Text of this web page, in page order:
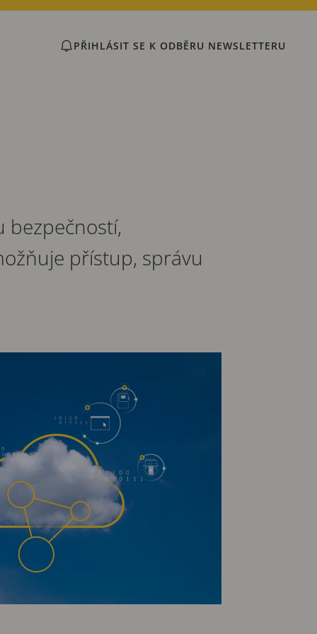
PŘIHLÁSIT SE K ODBĚRU NEWSLETTERU
bezpečností,
přístup, správu